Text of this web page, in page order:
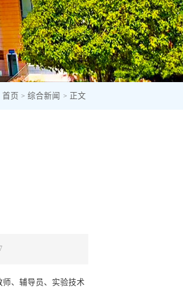
首页 > 综合新闻 > 正文
师、辅导员、实验技术